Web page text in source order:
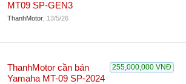
MT09 SP-GEN3
ThanhMotor 13/5/26
255,000,000 VNĐ
ThanhMotor cần bán
Yamaha MT-09 SP-2024